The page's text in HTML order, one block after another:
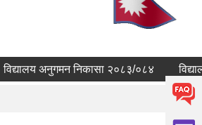
अनुगमन निकासा २०८३/०८४